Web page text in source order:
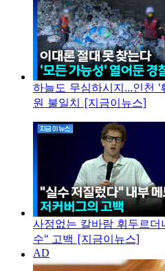
하늘도 무심하시지...인천
원 불일치 [지금이뉴스]
사정없는 칼바람 휘두르
수" 고백 [지금이뉴스]